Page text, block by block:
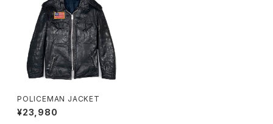
POLICEMAN JACKET
¥23,980